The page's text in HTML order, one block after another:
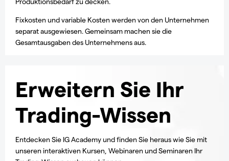
Fixkosten und variable Kosten werden von den Unternehmen
separat ausgewiesen. Gemeinsam machen sie die
Gesamtausgaben des Unternehmens aus.
Erweitern Sie Ihr
Trading-Wissen
Entdecken Sie IG Academy und finden Sie heraus wie Sie mit
unseren interaktiven Kursen, Webinaren und Seminaren Ihr